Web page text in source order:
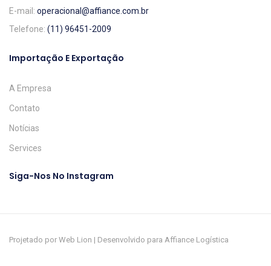
E-mail: operacional@affiance.com.br
Telefone: (11) 96451-2009
Importação E Exportação
A Empresa
Contato
Notícias
Services
Siga-Nos No Instagram
Projetado por Web Lion | Desenvolvido para Affiance Logística